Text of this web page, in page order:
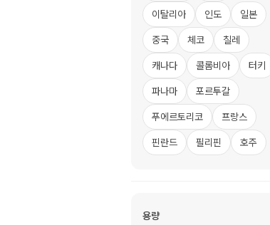
이탈리아 인도 일본
중국 체코 칠레
캐나다 콜롬비아 터키
파나마 포르투갈
푸에르토리코 프랑스
핀란드 필리핀 호주
용량